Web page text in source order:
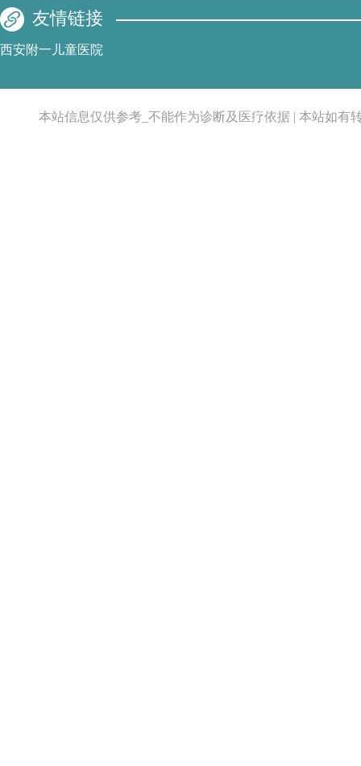
友情链接
西安附一儿童医院
本站信息仅供参考_不能作为诊断及医疗依据 | 本站如